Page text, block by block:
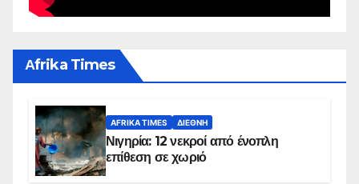
Αfrika Times
AFRIKA TIMES ΔΙΕΘΝΉ
Νιγηρία: 12 νεκροί από ένοπλη
επίθεση σε χωριό